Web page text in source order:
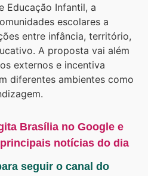
Educação Infantil, a
escolares a
entre infância, território,
A proposta vai além
externos e incentiva
diferentes ambientes como
Brasília no Google e
notícias do dia
seguir o canal do